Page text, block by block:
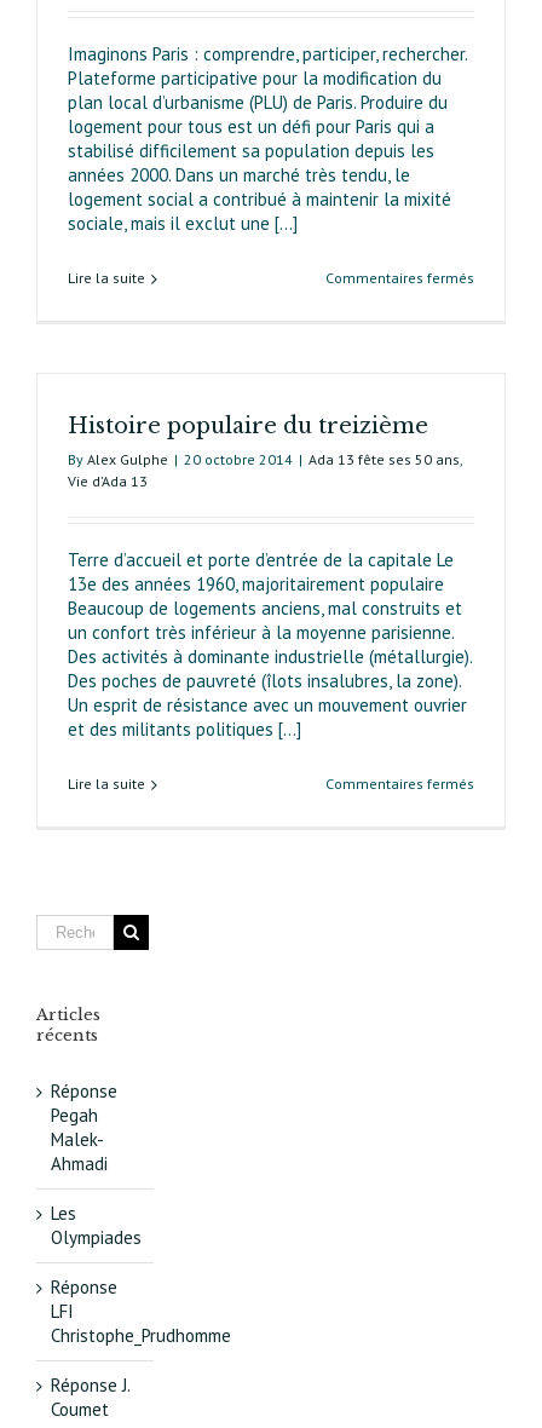
Imaginons Paris : comprendre, participer, rechercher.
Plateforme participative pour la modification du
plan local d’urbanisme (PLU) de Paris. Produire du
logement pour tous est un défi pour Paris qui a
stabilisé difficilement sa population depuis les
années 2000. Dans un marché très tendu, le
logement social a contribué à maintenir la mixité
sociale, mais il exclut une [...]
Lire la suite Commentaires fermés
Histoire populaire du treizième
By Alex Gulphe | 20 octobre 2014 | Ada 13 fête ses 50 ans,
Vie d’Ada 13
Terre d’accueil et porte d’entrée de la capitale Le
13e des années 1960, majoritairement populaire
Beaucoup de logements anciens, mal construits et
un confort très inférieur à la moyenne parisienne.
Des activités à dominante industrielle (métallurgie).
Des poches de pauvreté (îlots insalubres, la zone).
Un esprit de résistance avec un mouvement ouvrier
et des militants politiques [...]
Lire la suite Commentaires fermés
Articles
récents
Réponse
Pegah
Malek-
Ahmadi
Les
Olympiades
Réponse
LFI
Christophe_Prudhomme
Réponse J.
Coumet